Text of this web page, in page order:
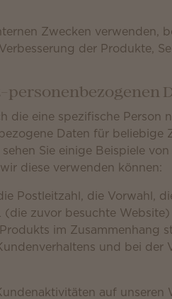
Zwecken verwenden,
der Produkte,
personenbezogenen
die eine spezifische Person
Daten für beliebige
Sie einige Beispiele
diese verwenden können:
Postleitzahl, die Vorwahl,
zuvor besuchte
im Zusammenhang
und bei der
auf unseren